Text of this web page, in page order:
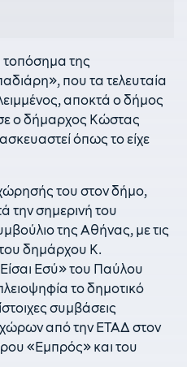
τοπόσημα της
που τα τελευταία
αποκτά ο δήμος
ο δήμαρχος Κώστας
όπως το είχε
του στον δήμο,
την σημερινή του
της Αθήνας, με τις
δημάρχου Κ.
Εσύ» του Παύλου
το δημοτικό
συμβάσεις
από την ΕΤΑΔ στον
«Εμπρός» και του